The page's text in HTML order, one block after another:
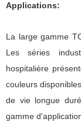
Applications:
La large gamme
Les séries
hospitalière
couleurs
de vie longue
gamme